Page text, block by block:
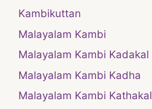
Kambikuttan
Malayalam Kambi
Malayalam Kambi Kadakal
Malayalam Kambi Kadha
Malayalam Kambi Kathakal